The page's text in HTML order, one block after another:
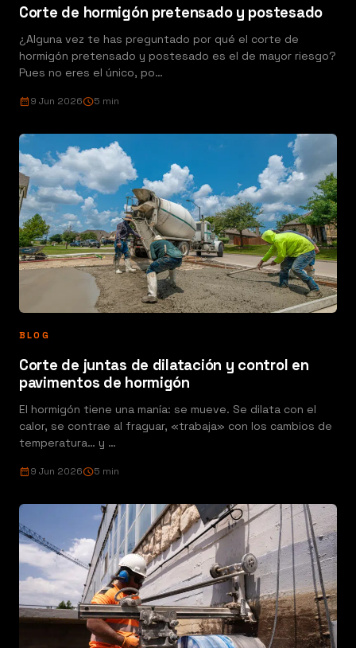
Corte de hormigón pretensado y postesado
¿Alguna vez te has preguntado por qué el corte de
hormigón pretensado y postesado es el de mayor riesgo?
Pues no eres el único, po…
calendar_month9 Jun 2026schedule5 min
BLOG
Corte de juntas de dilatación y control en
pavimentos de hormigón
El hormigón tiene una manía: se mueve. Se dilata con el
calor, se contrae al fraguar, «trabaja» con los cambios de
temperatura… y …
calendar_month9 Jun 2026schedule5 min